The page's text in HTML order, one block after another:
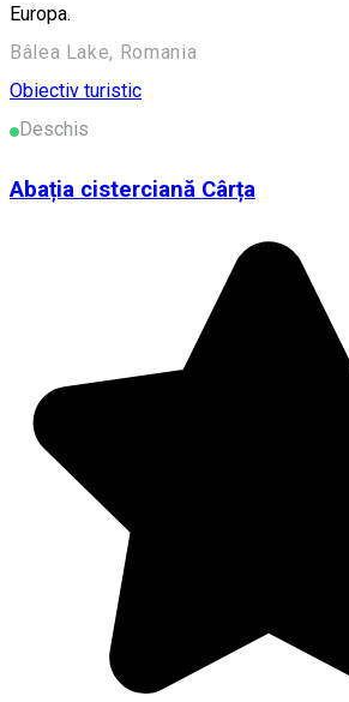
Europa.
Bâlea Lake, Romania
Obiectiv turistic
Deschis
Abația cisterciană Cârța